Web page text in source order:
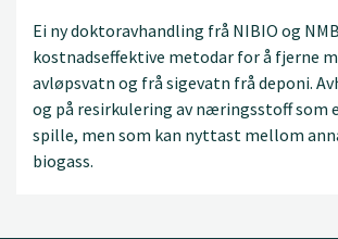
Ei ny doktoravhandling frå NIBIO og
kostnadseffektive metodar for å fjerne
avløpsvatn og frå sigevatn frå deponi.
og på resirkulering av næringsstoff som
spille, men som kan nyttast mellom
biogass.